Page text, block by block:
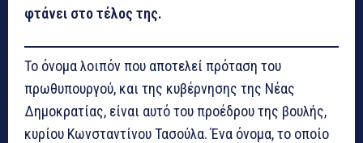
φτάνει στο τέλος της.
Το όνομα λοιπόν που αποτελεί πρόταση του
πρωθυπουργού, και της κυβέρνησης της Νέας
Δημοκρατίας, είναι αυτό του προέδρου της βουλής,
κυρίου Κωνσταντίνου Τασούλα. Ένα όνομα, το οποίο